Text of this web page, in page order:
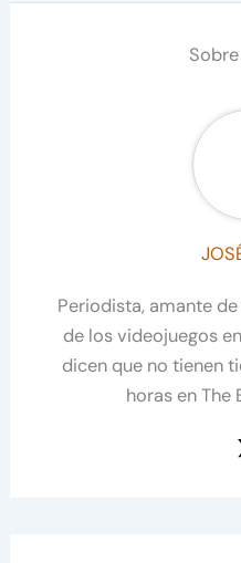
Periodista, amante
de los videojuegos
dicen que no tienen
horas en The